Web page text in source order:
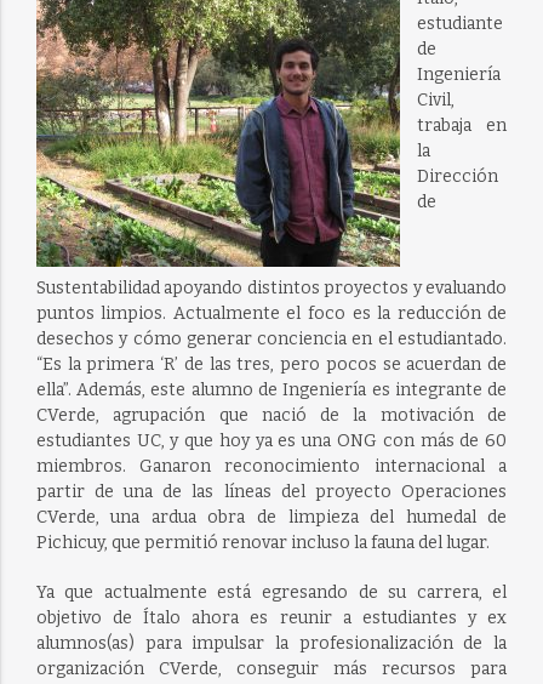
estudiante
de
Ingeniería
Civil,
trabaja en
la
Dirección
de
Sustentabilidad apoyando distintos proyectos y evaluando
puntos limpios. Actualmente el foco es la reducción de
desechos y cómo generar conciencia en el estudiantado.
“Es la primera ‘R’ de las tres, pero pocos se acuerdan de
ella”. Además, este alumno de Ingeniería es integrante de
CVerde, agrupación que nació de la motivación de
estudiantes UC, y que hoy ya es una ONG con más de 60
miembros. Ganaron reconocimiento internacional a
partir de una de las líneas del proyecto Operaciones
CVerde, una ardua obra de limpieza del humedal de
Pichicuy, que permitió renovar incluso la fauna del lugar.
Ya que actualmente está egresando de su carrera, el
objetivo de Ítalo ahora es reunir a estudiantes y ex
alumnos(as) para impulsar la profesionalización de la
organización CVerde, conseguir más recursos para